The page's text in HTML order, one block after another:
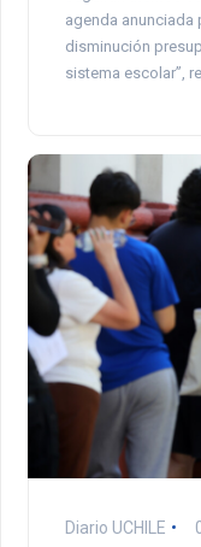
agenda anunciada
disminución
sistema escolar”,
Diario UCHILE